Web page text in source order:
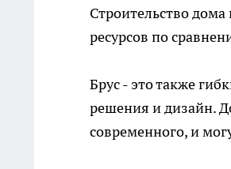
Строительство
ресурсов по
Брус - это также
решения и дизайн.
современного, и